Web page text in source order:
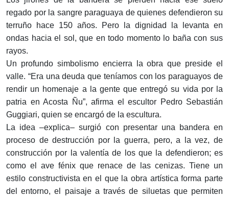
regado por la sangre paraguaya de quienes defendieron su
terruño hace 150 años. Pero la dignidad la levanta en
ondas hacia el sol, que en todo momento lo baña con sus
rayos.
Un profundo simbolismo encierra la obra que preside el
valle. “Era una deuda que teníamos con los paraguayos de
rendir un homenaje a la gente que entregó su vida por la
patria en Acosta Ñu”, afirma el escultor Pedro Sebastián
Guggiari, quien se encargó de la escultura.
La idea –explica– surgió con presentar una bandera en
proceso de destrucción por la guerra, pero, a la vez, de
construcción por la valentía de los que la defendieron; es
como el ave fénix que renace de las cenizas. Tiene un
estilo constructivista en el que la obra artística forma parte
del entorno, el paisaje a través de siluetas que permiten